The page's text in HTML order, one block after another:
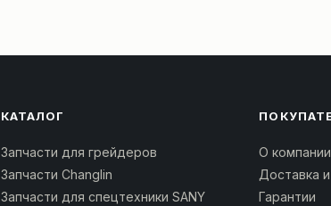
КАТАЛОГ
Запчасти для грейдеров
Запчасти Changlin
Запчасти для спецтехники SANY
О компании
Доставка
Гарантии